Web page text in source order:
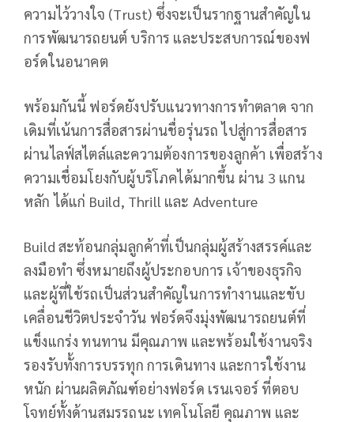
ความไว้วางใจ (Trust) ซึ่งจะเป็นรากฐานสำคัญใน
การพัฒนารถยนต์ บริการ และประสบการณ์ของฟ
อร์ดในอนาคต
พร้อมกันนี้ ฟอร์ดยังปรับแนวทางการทำตลาด จาก
เดิมที่เน้นการสื่อสารผ่านชื่อรุ่นรถ ไปสู่การสื่อสาร
ผ่านไลฟ์สไตล์และความต้องการของลูกค้า เพื่อสร้าง
ความเชื่อมโยงกับผู้บริโภคได้มากขึ้น ผ่าน 3 แกน
หลัก ได้แก่ Build, Thrill และ Adventure
Build สะท้อนกลุ่มลูกค้าที่เป็นกลุ่มผู้สร้างสรรค์และ
ลงมือทำ ซึ่งหมายถึงผู้ประกอบการ เจ้าของธุรกิจ
และผู้ที่ใช้รถเป็นส่วนสำคัญในการทำงานและขับ
เคลื่อนชีวิตประจำวัน ฟอร์ดจึงมุ่งพัฒนารถยนต์ที่
แข็งแกร่ง ทนทาน มีคุณภาพ และพร้อมใช้งานจริง
รองรับทั้งการบรรทุก การเดินทาง และการใช้งาน
หนัก ผ่านผลิตภัณฑ์อย่างฟอร์ด เรนเจอร์ ที่ตอบ
โจทย์ทั้งด้านสมรรถนะ เทคโนโลยี คุณภาพ และ